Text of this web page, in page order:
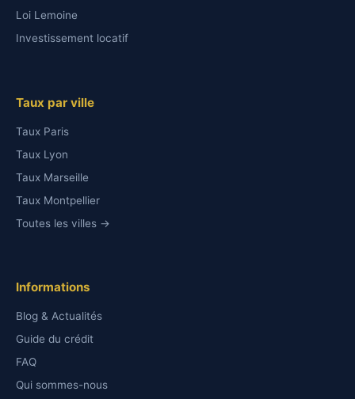
Loi Lemoine
Investissement locatif
Taux par ville
Taux Paris
Taux Lyon
Taux Marseille
Taux Montpellier
Toutes les villes →
Informations
Blog & Actualités
Guide du crédit
FAQ
Qui sommes-nous